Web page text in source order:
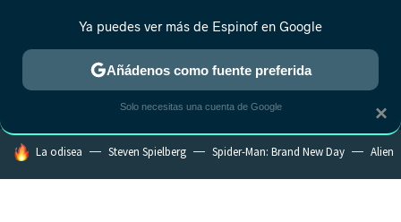
MENÚ NUEVO
ESTRENOS REALITY ANIME RANKINGS CINE
HOY SE HABLA DE
La odisea Steven Spielberg Spider-Man: Brand New Day Alien
×
Ya puedes ver más de Espinof en Google
Añádenos como fuente preferida
Solo necesitas una cuenta de Google